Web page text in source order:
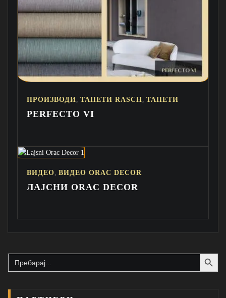
ПРОИЗВОДИ ТАПЕТИ RASCH ТАПЕТИ
PERFECTO VI
ВИДЕО ВИДЕО ORAC DECOR
ЛАЈСНИ ORAC DECOR
Search
for:
Search Button